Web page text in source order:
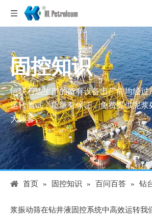
固控知识
恒联石油生产的所有设备出厂前均经过
运转测试，质量有保证，免费提供泥浆
大顾客。
首页 » 固控知识 » 百问百答 » 钻
浆振动筛在钻井液固控系统中高效运转我